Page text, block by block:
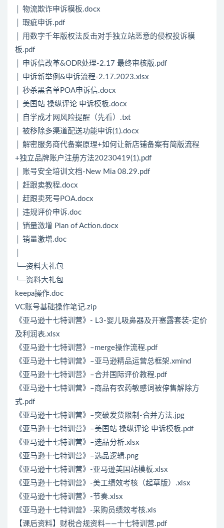
│ 物流欺诈申诉模板.docx
│ 瑕疵申诉.pdf
│ 用数字千年版权法反击对手独立站恶意的侵权投诉模
板.pdf
│ 申诉信改革&ODR处理-2.17 最终审核版.pdf
│ 申诉新举例&申诉流程-2.17.2023.xlsx
│ 秒杀黑名单POA申诉信.docx
│ 美国站 操纵评论 申诉模板.docx
│ 自学成才网风险提醒（先看）.txt
│ 被移除多渠道配送功能申诉(1).docx
│ 解密服务商代备案原理+如何让新店铺备案有简版流程
+独立品牌账户注册方法20230419(1).pdf
│ 账号安全培训文档-New Mia 08.29.pdf
│ 赶跟卖教程.docx
│ 赶跟卖死号POA.docx
│ 违规评价申诉.doc
│ 销量激增 Plan of Action.docx
│ 销量激增.doc
└─资料大礼包
└─资料大礼包
keepa操作.doc
VC账号基础操作笔记.zip
《亚马逊十七特训营》- L3-婴儿吸鼻器及开塞露套装-定价
及利润表.xlsx
《亚马逊十七特训营》–merge操作流程.pdf
《亚马逊十七特训营》–亚马逊精品运营总框架.xmind
《亚马逊十七特训营》–合并国际评价教程.pdf
《亚马逊十七特训营》–商品有农药敏感词被停售解除方
式.pdf
《亚马逊十七特训营》–突破发货限制-合并方法.jpg
《亚马逊十七特训营》–美国站 操纵评论 申诉模板.pdf
《亚马逊十七特训营》–选品分析.xlsx
《亚马逊十七特训营》–选品逻辑.png
《亚马逊十七特训营》-亚马逊美国站模板.xlsx
《亚马逊十七特训营》-美工绩效考核（起草版）.xlsx
《亚马逊十七特训营》-节奏.xlsx
《亚马逊十七特训营》-采购员绩效考核.xls
【课后资料】财税合规资料——十七特训营.pdf